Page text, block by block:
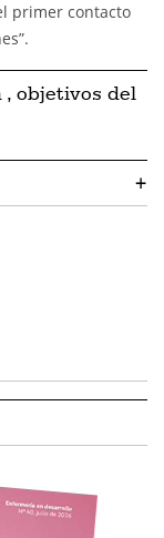
primer contacto
, objetivos del
+